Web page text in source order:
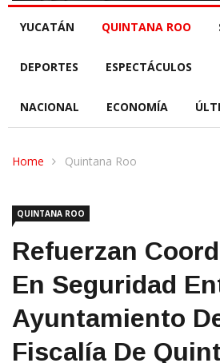
YUCATÁN QUINTANA ROO
DEPORTES ESPECTÁCULOS
NACIONAL ECONOMÍA
Home Quintana Roo
QUINTANA ROO
Refuerzan
En Seguridad
Ayuntamiento
Fiscalía De